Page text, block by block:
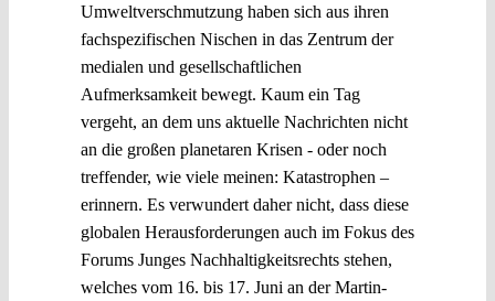
Umweltverschmutzung haben sich aus ihren
fachspezifischen Nischen in das Zentrum der
medialen und gesellschaftlichen
Aufmerksamkeit bewegt. Kaum ein Tag
vergeht, an dem uns aktuelle Nachrichten nicht
an die großen planetaren Krisen - oder noch
treffender, wie viele meinen: Katastrophen –
erinnern. Es verwundert daher nicht, dass diese
globalen Herausforderungen auch im Fokus des
Forums Junges Nachhaltigkeitsrechts stehen,
welches vom 16. bis 17. Juni an der Martin-